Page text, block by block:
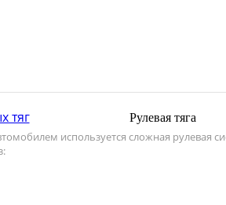
Рулевая тяга
используется сложная рулевая